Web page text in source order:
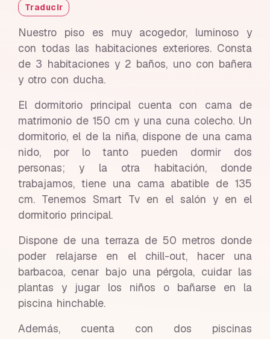
Traducir
Nuestro piso es muy acogedor, luminoso y
con todas las habitaciones exteriores. Consta
de 3 habitaciones y 2 baños, uno con bañera
y otro con ducha.
El dormitorio principal cuenta con cama de
matrimonio de 150 cm y una cuna colecho. Un
dormitorio, el de la niña, dispone de una cama
nido, por lo tanto pueden dormir dos
personas; y la otra habitación, donde
trabajamos, tiene una cama abatible de 135
cm. Tenemos Smart Tv en el salón y en el
dormitorio principal.
Dispone de una terraza de 50 metros donde
poder relajarse en el chill-out, hacer una
barbacoa, cenar bajo una pérgola, cuidar las
plantas y jugar los niños o bañarse en la
piscina hinchable.
Además, cuenta con dos piscinas